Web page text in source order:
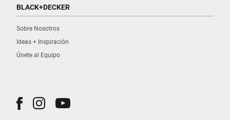
BLACK+DECKER
Sobre Nosotros
Ideas + Inspiración
Únete al Equipo